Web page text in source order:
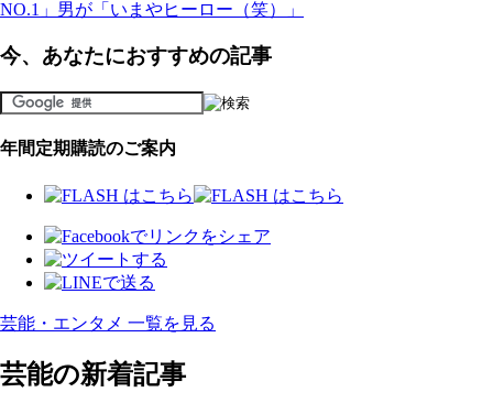
NO.1」男が「いまやヒーロー（笑）」
今、あなたにおすすめの記事
年間定期購読のご案内
芸能・エンタメ 一覧を見る
芸能の新着記事